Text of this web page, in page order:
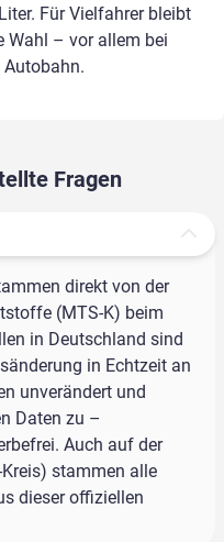
Für Vielfahrer bleibt
Wahl – vor allem bei
Fragen
direkt von der
(MTS-K) beim
in Deutschland sind
in Echtzeit an
unverändert und
Daten zu –
Auch auf der
stammen alle
dieser offiziellen